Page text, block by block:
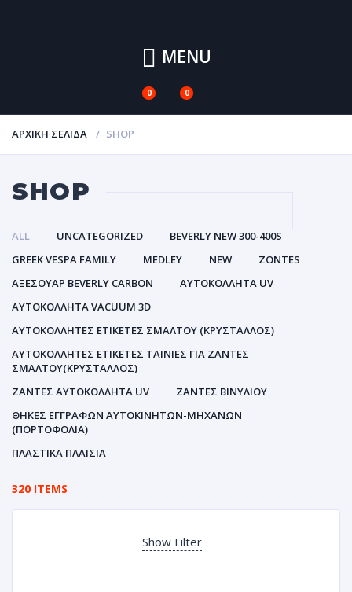
MENU
0 0
ΑΡΧΙΚΉ ΣΕΛΊΔΑ SHOP
SHOP
ALL UNCATEGORIZED
BEVERLY NEW 300-400S
GREEK VESPA FAMILY
MEDLEY NEW
ZONTES
ΑΞΕΣΟΥΑΡ BEVERLY CARBON
ΑΥΤΟΚΌΛΛΗΤΑ UV
ΑΥΤΟΚΌΛΛΗΤΑ VACUUM 3D
ΑΥΤΟΚΌΛΛΗΤΕΣ ΕΤΙΚΈΤΕΣ ΣΜΆΛΤΟΥ (ΚΡΥΣΤΑΛΛΟΣ)
ΑΥΤΟΚΌΛΛΗΤΕΣ ΕΤΙΚΈΤΕΣ ΤΑΙΝΊΕΣ ΓΙΑ ΖΆΝΤΕΣ
ΣΜΆΛΤΟΥ(ΚΡΎΣΤΑΛΛΟΣ)
ΖΆΝΤΕΣ ΑΥΤΟΚΌΛΛΗΤΑ UV
ΖΆΝΤΕΣ ΒΙΝΥΛΊΟΥ
ΘΉΚΕΣ ΕΓΓΡΆΦΩΝ ΑΥΤΟΚΙΝΗΤΩΝ-ΜΗΧΑΝΩΝ
(ΠΟΡΤΟΦΌΛΙΑ)
ΠΛΑΣΤΙΚΆ ΠΛΑΊΣΙΑ
320 ITEMS
Show Filter